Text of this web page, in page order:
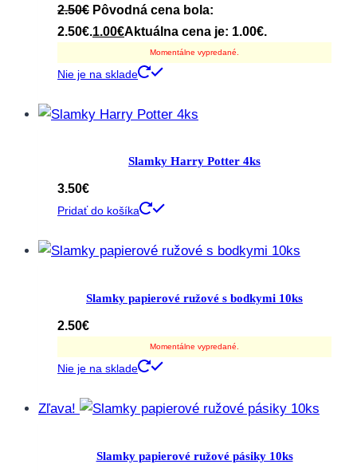
2.50€ Pôvodná cena bola:
2.50€.1.00€Aktuálna cena je: 1.00€.
Momentálne vypredané.
Nie je na sklade
Slamky Harry Potter 4ks
3.50€
Pridať do košíka
Slamky papierové ružové s bodkymi 10ks
2.50€
Momentálne vypredané.
Nie je na sklade
Zľava!
Slamky papierové ružové pásiky 10ks